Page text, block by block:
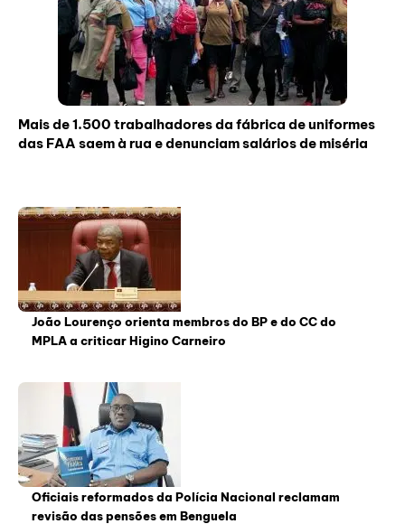
Mais de 1.500 trabalhadores da fábrica de uniformes
das FAA saem à rua e denunciam salários de miséria
João Lourenço orienta membros do BP e do CC do
MPLA a criticar Higino Carneiro
Oficiais reformados da Polícia Nacional reclamam
revisão das pensões em Benguela